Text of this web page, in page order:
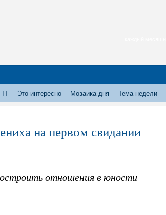
IT Это интересно Мозаика дня Тема недели
на первом свидании
отношения в юности